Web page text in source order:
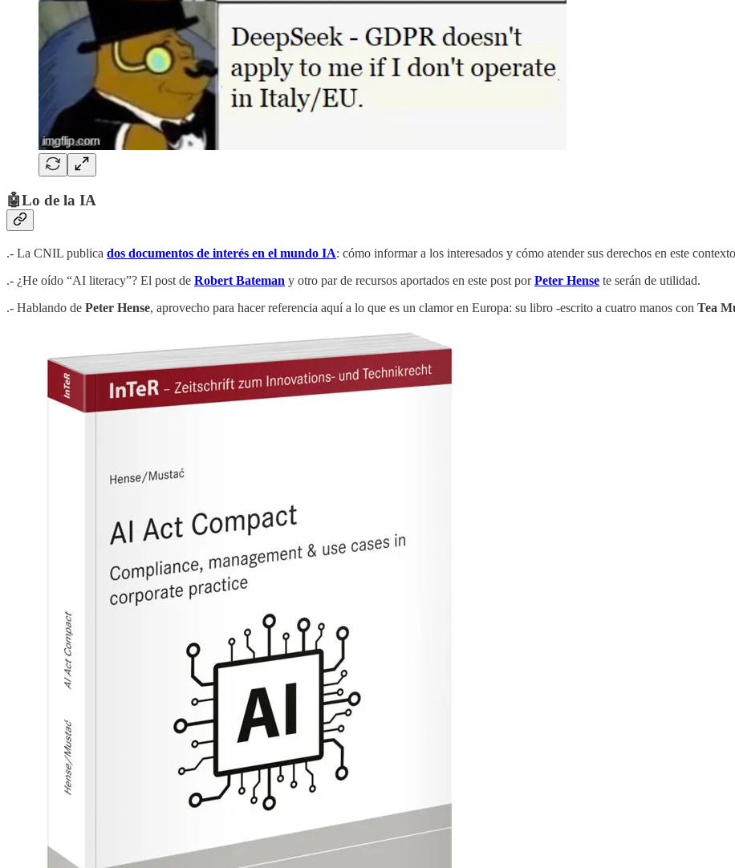
🤖Lo de la IA
.- La CNIL publica dos documentos de interés en el mundo IA: cómo informar a los interesados y cómo atender sus derechos en este
.- ¿He oído “AI literacy”? El post de Robert Bateman y otro par de recursos aportados en este post porPeter Hense te serán de utilidad.
.- Hablando de Peter Hense, aprovecho para hacer referencia aquí a lo que es un clamor en Europa: su libro -escrito a cuatro manos con Tea